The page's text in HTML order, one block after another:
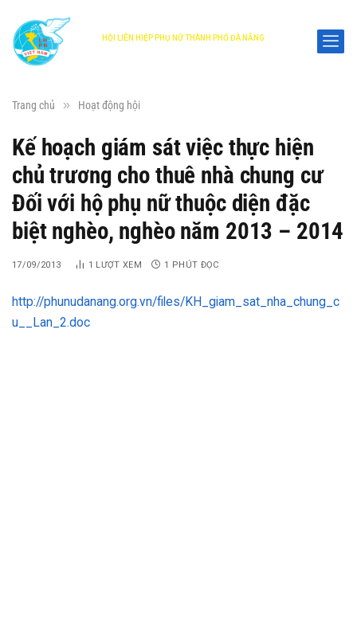
HỘI LIÊN HIỆP PHỤ NỮ THÀNH PHỐ ĐÀ NẴNG
Trang chủ » Hoạt động hội
Kế hoạch giám sát việc thực hiện
chủ trương cho thuê nhà chung cư
Đối với hộ phụ nữ thuộc diện đặc
biệt nghèo, nghèo năm 2013 – 2014
17/09/2013 1 LƯỢT XEM 1 PHÚT ĐỌC
http://phunudanang.org.vn/files/KH_giam_sat_nha_chung_c
u__Lan_2.doc